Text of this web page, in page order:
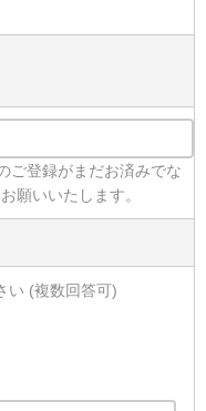
ご登録がまだお済みでな
願いいたします。
い (複数回答可)